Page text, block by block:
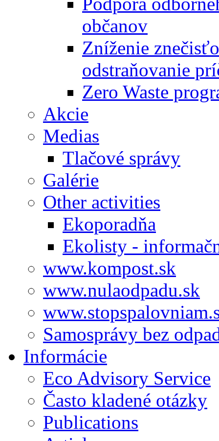
občanov
Zníženie
odstraňovanie
Zero Waste
Akcie
Medias
Tlačové správy
Galérie
Other activities
Ekoporadňa
Ekolisty -
www.kompost.sk
www.nulaodpadu.sk
Samosprávy bez
Informácie
Eco Advisory Service
Často kladené otázky
Publications